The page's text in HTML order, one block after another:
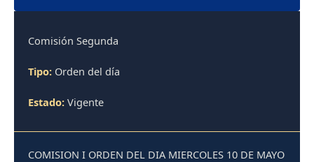
Comisión Segunda
Tipo: Orden del día
Estado: Vigente
COMISION I ORDEN DEL DIA MIERCOLES 10 DE MAYO